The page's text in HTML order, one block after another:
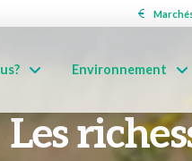
Environnement
Les